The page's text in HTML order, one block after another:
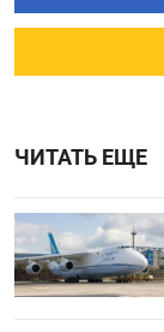
ЧИТАТЬ ЕЩЕ